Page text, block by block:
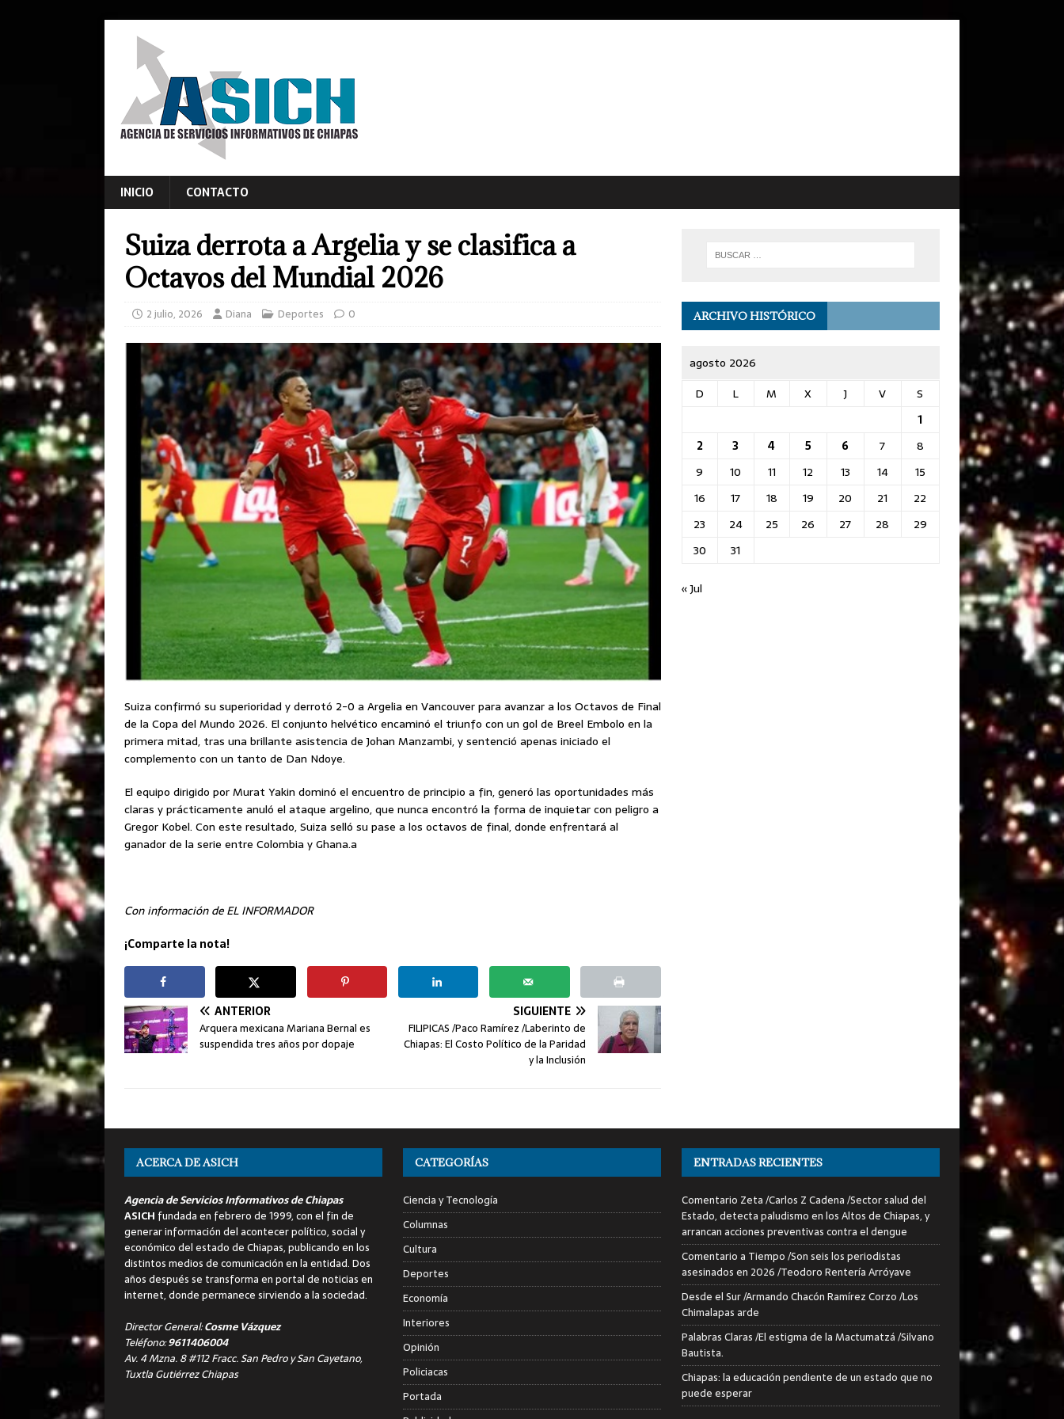
INICIO CONTACTO
Suiza derrota a Argelia y se clasifica a
Octavos del Mundial 2026
2 julio, 2026 Diana Deportes 0
Suiza confirmó su superioridad y derrotó 2-0 a Argelia en Vancouver para avanzar a los Octavos de Final
de la Copa del Mundo 2026. El conjunto helvético encaminó el triunfo con un gol de Breel Embolo en la
primera mitad, tras una brillante asistencia de Johan Manzambi, y sentenció apenas iniciado el
complemento con un tanto de Dan Ndoye.
El equipo dirigido por Murat Yakin dominó el encuentro de principio a fin, generó las oportunidades más
claras y prácticamente anuló el ataque argelino, que nunca encontró la forma de inquietar con peligro a
Gregor Kobel. Con este resultado, Suiza selló su pase a los octavos de final, donde enfrentará al
ganador de la serie entre Colombia y Ghana.a
Con información de EL INFORMADOR
¡Comparte la nota!
ANTERIOR
Arquera mexicana Mariana Bernal es
suspendida tres años por dopaje
SIGUIENTE
FILIPICAS /Paco Ramírez /Laberinto de
Chiapas: El Costo Político de la Paridad
y la Inclusión
ARCHIVO HISTÓRICO
agosto 2026
D
L M X J V
S
1
2
3 4 5 6 7
8
9
10 11 12 13 14
15
16
17 18 19 20 21
22
23
24 25 26 27 28
29
30
31
« Jul
ACERCA DE ASICH
Agencia de Servicios Informativos de Chiapas
ASICH fundada en febrero de 1999, con el fin de
generar información del acontecer político, social y
económico del estado de Chiapas, publicando en los
distintos medios de comunicación en la entidad. Dos
años después se transforma en portal de noticias en
internet, donde permanece sirviendo a la sociedad.
Director General:Cosme Vázquez
Teléfono:9611406004
Av. 4 Mzna. 8 #112 Fracc. San Pedro y San Cayetano,
Tuxtla Gutiérrez Chiapas
CATEGORÍAS
Ciencia y Tecnología
Columnas
Cultura
Deportes
Economía
Interiores
Opinión
Policiacas
Portada
ENTRADAS RECIENTES
Comentario Zeta /Carlos Z Cadena /Sector salud del
Estado, detecta paludismo en los Altos de Chiapas, y
arrancan acciones preventivas contra el dengue
Comentario a Tiempo /Son seis los periodistas
asesinados en 2026 /Teodoro Rentería Arróyave
Desde el Sur /Armando Chacón Ramírez Corzo /Los
Chimalapas arde
Palabras Claras /El estigma de la Mactumatzá /Silvano
Bautista.
Chiapas: la educación pendiente de un estado que no
puede esperar